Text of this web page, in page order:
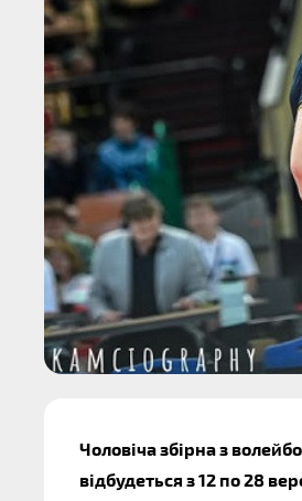
Чоловіча збірна з
відбудеться з 12 по 28